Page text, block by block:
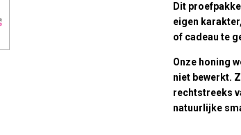
Dit
eigen
of cadeau te
Onze honing
niet bewerkt.
rechtstreeks
natuurlijke